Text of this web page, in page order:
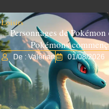
Loisirs
Personnages de
Pokémons
De : Valérian 01/08/2026